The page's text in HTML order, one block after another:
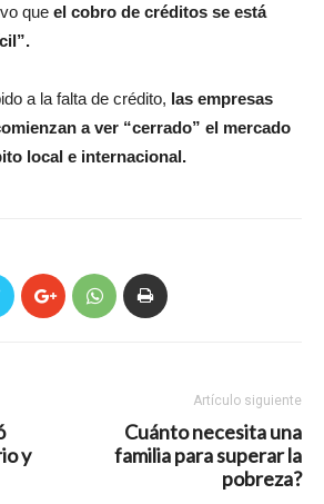
que el cobro de créditos se está
a la falta de crédito, las empresas
a ver “cerrado” el mercado
local e internacional.
y
Artículo siguiente
Cuánto necesita una
familia para superar la
pobreza?